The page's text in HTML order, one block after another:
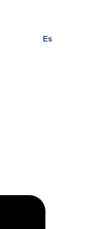
Es